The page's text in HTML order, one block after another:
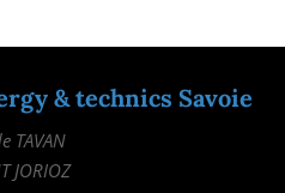
& technics Savoie
TAVAN
JORIOZ